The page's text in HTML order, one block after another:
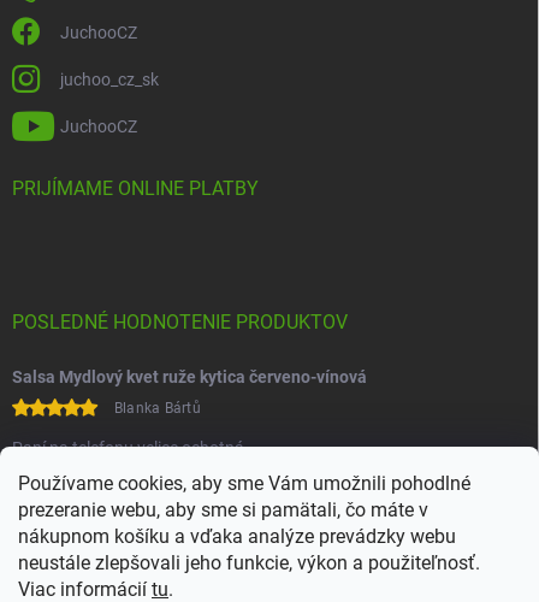
Používame cookies, aby sme Vám umožnili pohodlné
prezeranie webu, aby sme si pamätali, čo máte v
nákupnom košíku a vďaka analýze prevádzky webu
neustále zlepšovali jeho funkcie, výkon a použiteľnosť.
Viac informácií tu.
JuchooCZ
juchoo_cz_sk
JuchooCZ
PRIJÍMAME ONLINE PLATBY
POSLEDNÉ HODNOTENIE PRODUKTOV
Salsa Mydlový kvet ruže kytica červeno-vínová
Blanka Bártů
Paní na telefonu velice ochotná